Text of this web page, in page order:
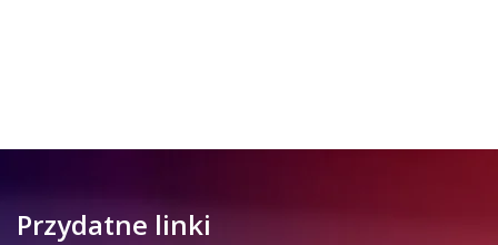
Przydatne linki